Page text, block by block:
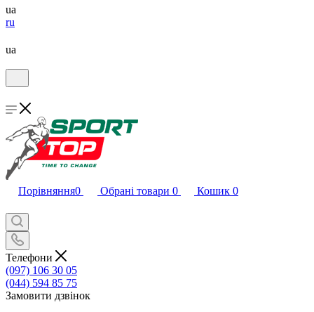
ua
ru
ua
Порівняння0 Обрані товари 0 Кошик 0
Телефони
(097) 106 30 05
(044) 594 85 75
Замовити дзвінок